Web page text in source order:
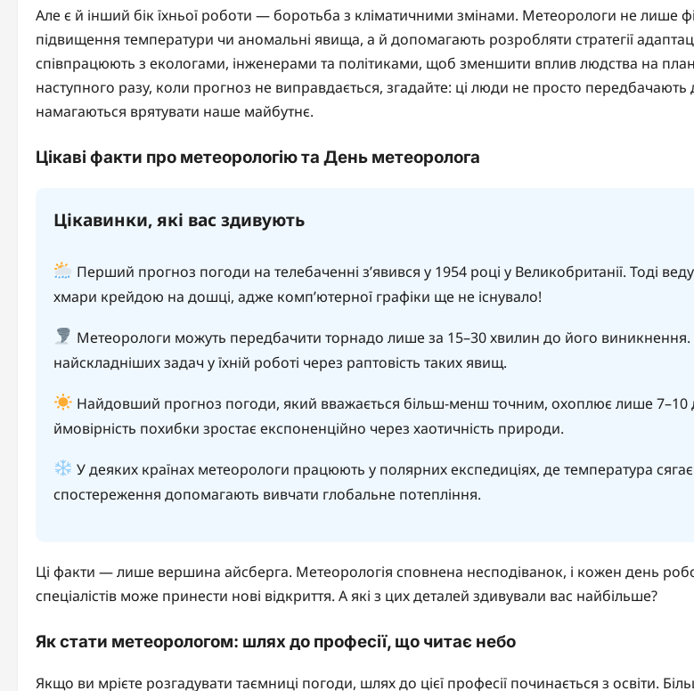
Але є й інший бік їхньої роботи — боротьба з кліматичними змінами. Метеорологи не лише
підвищення температури чи аномальні явища, а й допомагають розробляти стратегії
співпрацюють з екологами, інженерами та політиками, щоб зменшити вплив людства на
наступного разу, коли прогноз не виправдається, згадайте: ці люди не просто
намагаються врятувати наше майбутнє.
Цікаві факти про метеорологію та День метеоролога
Цікавинки, які вас здивують
Перший прогноз погоди на телебаченні з’явився у 1954 році у Великобританії. Тоді
хмари крейдою на дошці, адже комп’ютерної графіки ще не існувало!
Метеорологи можуть передбачити торнадо лише за 15–30 хвилин до його
найскладніших задач у їхній роботі через раптовість таких явищ.
Найдовший прогноз погоди, який вважається більш-менш точним, охоплює лише 7–10
ймовірність похибки зростає експоненційно через хаотичність природи.
У деяких країнах метеорологи працюють у полярних експедиціях, де температура сягає
спостереження допомагають вивчати глобальне потепління.
Ці факти — лише вершина айсберга. Метеорологія сповнена несподіванок, і кожен день
спеціалістів може принести нові відкриття. А які з цих деталей здивували вас найбільше?
Як стати метеорологом: шлях до професії, що читає небо
Якщо ви мрієте розгадувати таємниці погоди, шлях до цієї професії починається з освіти.